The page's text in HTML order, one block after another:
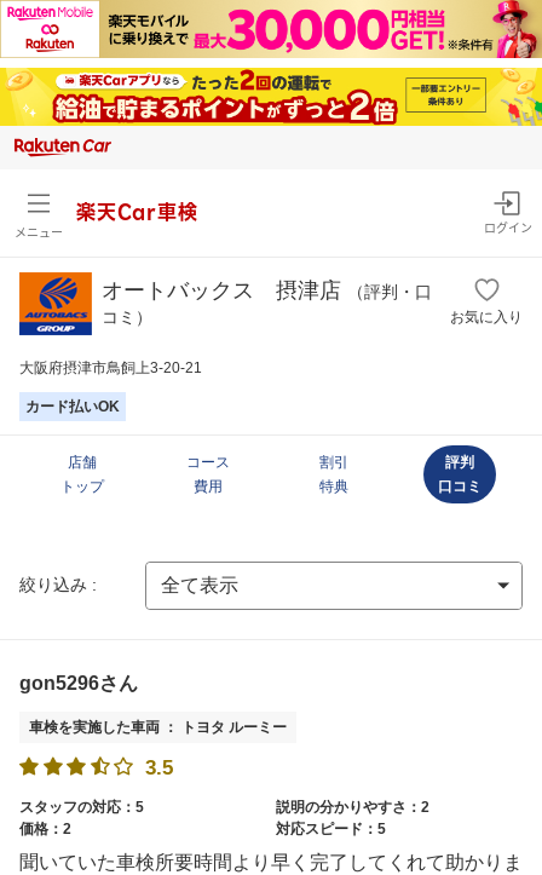
メニュー
楽天Car車検
ログイン
オートバックス 摂津店
（評判・口
コミ）
お気に入り
大阪府摂津市鳥飼上3-20-21
カード払いOK
店舗
トップ
コース
費用
割引
特典
評判
口コミ
絞り込み :
gon5296さん
車検を実施した車両 ： トヨタ ルーミー
3.5
スタッフの対応：5
説明の分かりやすさ：2
価格：2
対応スピード：5
聞いていた車検所要時間より早く完了してくれて助かりま